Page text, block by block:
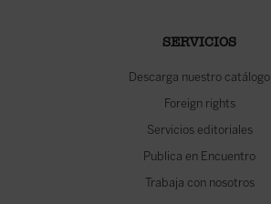
SERVICIOS
Descarga nuestro catálogo
Foreign rights
Servicios editoriales
Publica en Encuentro
Trabaja con nosotros